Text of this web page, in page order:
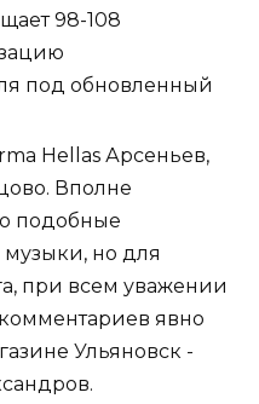
98-108
под обновленный
Hellas Арсеньев,
Вполне
подобные
но для
при всем уважении
явно
Ульяновск -